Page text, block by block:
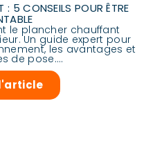
: 5 CONSEILS POUR ÊTRE
le plancher chauffant
Un guide expert pour
les avantages et
de pose....